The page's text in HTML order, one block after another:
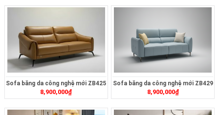
Sofa băng da công nghệ mới ZB425
8,900,000₫
Sofa băng da công nghệ mới ZB429
8,900,000₫